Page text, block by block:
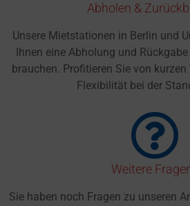
Abholen &
Unsere Mietstationen in Berlin und
Ihnen eine Abholung und
brauchen. Profitieren Sie von
Flexibilität bei der
Weitere
Sie haben noch Fragen zu unseren